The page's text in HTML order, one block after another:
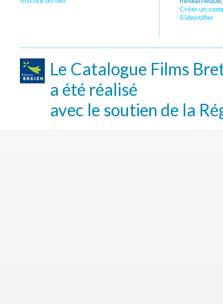
Créer un
S’identifier
Le Catalogue Films
a été réalisé
avec le soutien de la